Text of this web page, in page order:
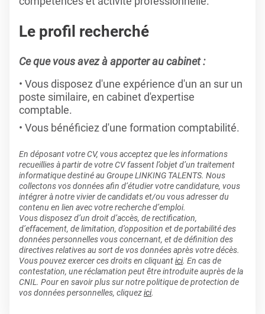
Le profil recherché
Ce que vous avez à apporter au cabinet :
Vous disposez d'une expérience d'un an sur un
poste similaire, en cabinet d'expertise
comptable.
Vous bénéficiez d'une formation comptabilité.
En déposant votre CV, vous acceptez que les informations
recueillies à partir de votre CV fassent l’objet d’un traitement
informatique destiné au Groupe LINKING TALENTS. Nous
collectons vos données afin d’étudier votre candidature, vous
intégrer à notre vivier de candidats et/ou vous adresser du
contenu en lien avec votre recherche d’emploi.
Vous disposez d’un droit d’accès, de rectification,
d’effacement, de limitation, d’opposition et de portabilité des
données personnelles vous concernant, et de définition des
directives relatives au sort de vos données après votre décès.
Vous pouvez exercer ces droits en cliquantici. En cas de
contestation, une réclamation peut être introduite auprès de la
CNIL. Pour en savoir plus sur notre politique de protection de
vos données personnelles, cliquezici.